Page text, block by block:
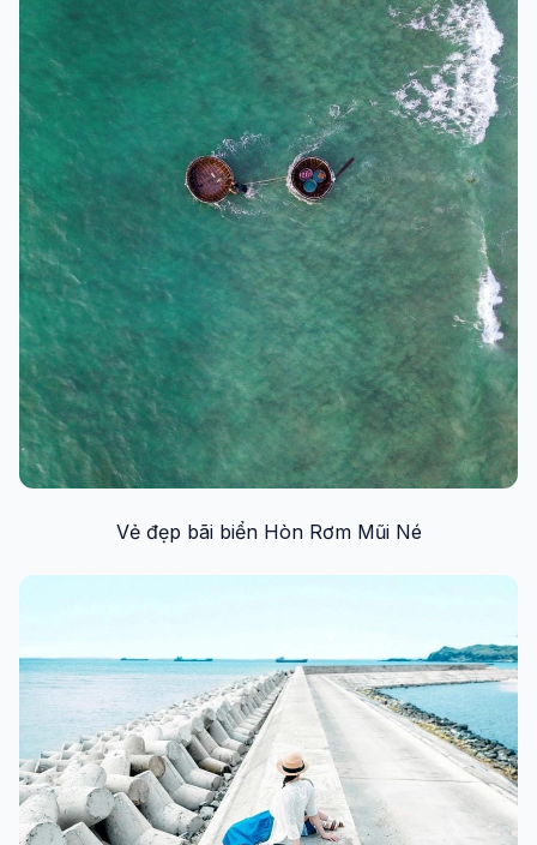
Vẻ đẹp bãi biển Hòn Rơm Mũi Né